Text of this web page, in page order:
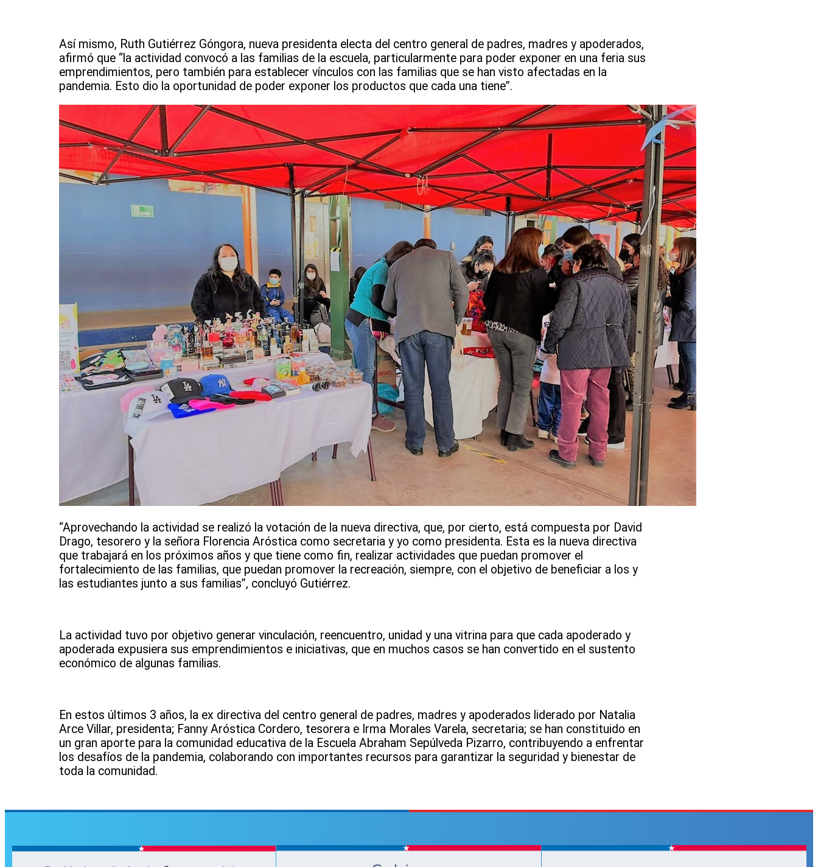
Así mismo, Ruth Gutiérrez Góngora, nueva presidenta electa del centro general de padres, madres y apoderados,
afirmó que “la actividad convocó a las familias de la escuela, particularmente para poder exponer en una feria sus
emprendimientos, pero también para establecer vínculos con las familias que se han visto afectadas en la
pandemia. Esto dio la oportunidad de poder exponer los productos que cada una tiene”.
“Aprovechando la actividad se realizó la votación de la nueva directiva, que, por cierto, está compuesta por David
Drago, tesorero y la señora Florencia Aróstica como secretaria y yo como presidenta. Esta es la nueva directiva
que trabajará en los próximos años y que tiene como fin, realizar actividades que puedan promover el
fortalecimiento de las familias, que puedan promover la recreación, siempre, con el objetivo de beneficiar a los y
las estudiantes junto a sus familias”, concluyó Gutiérrez.
La actividad tuvo por objetivo generar vinculación, reencuentro, unidad y una vitrina para que cada apoderado y
apoderada expusiera sus emprendimientos e iniciativas, que en muchos casos se han convertido en el sustento
económico de algunas familias.
En estos últimos 3 años, la ex directiva del centro general de padres, madres y apoderados liderado por Natalia
Arce Villar, presidenta; Fanny Aróstica Cordero, tesorera e Irma Morales Varela, secretaria; se han constituido en
un gran aporte para la comunidad educativa de la Escuela Abraham Sepúlveda Pizarro, contribuyendo a enfrentar
los desafíos de la pandemia, colaborando con importantes recursos para garantizar la seguridad y bienestar de
toda la comunidad.